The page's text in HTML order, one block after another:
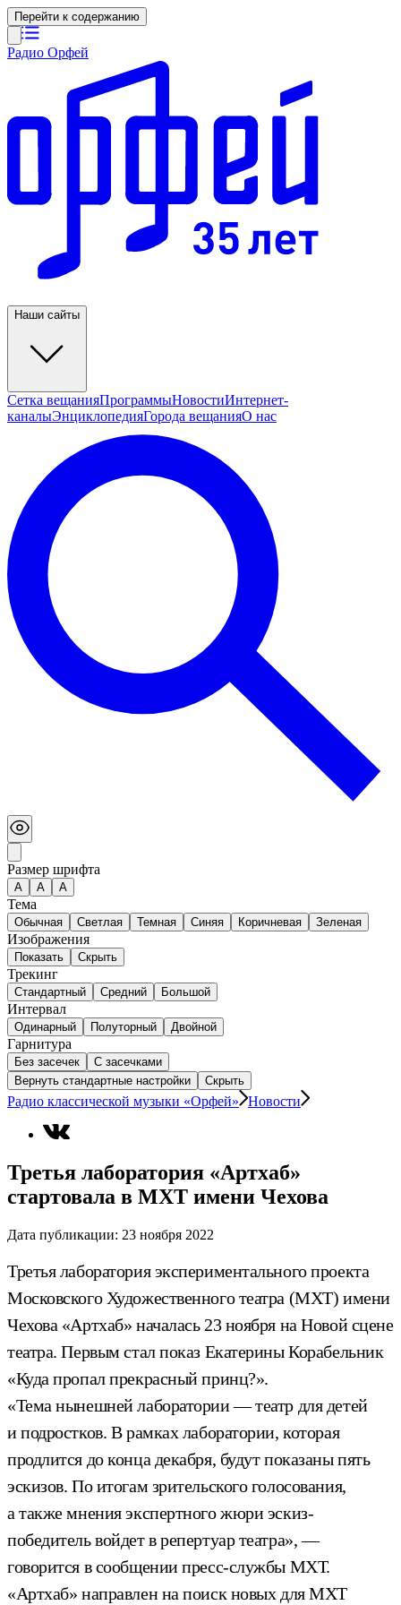
Перейти к содержанию
Радио Орфей
Наши сайты
Сетка вещанияПрограммыНовостиИнтернет-
каналыЭнциклопедияГорода вещанияО нас
Размер шрифта
А A A
Тема
Обычная Светлая Темная Синяя Коричневая Зеленая
Изображения
Показать Скрыть
Трекинг
Стандартный Средний Большой
Интервал
Одинарный Полуторный Двойной
Гарнитура
Без засечек
С засечками
Вернуть стандартные настройки
Скрыть
Радио классической музыки «Орфей» Новости
Третья лаборатория «Артхаб»
стартовала в МХТ имени Чехова
Дата публикации: 23 ноября 2022
Третья лаборатория экспериментального проекта
Московского Художественного театра (МХТ) имени
Чехова «Артхаб» началась 23 ноября на Новой сцене
театра. Первым стал показ Екатерины Корабельник
«Куда пропал прекрасный принц?».
«Тема нынешней лаборатории — театр для детей
и подростков. В рамках лаборатории, которая
продлится до конца декабря, будут показаны пять
эскизов. По итогам зрительского голосования,
а также мнения экспертного жюри эскиз-
победитель войдет в репертуар театра», —
говорится в сообщении пресс-службы МХТ.
«Артхаб» направлен на поиск новых для МХТ